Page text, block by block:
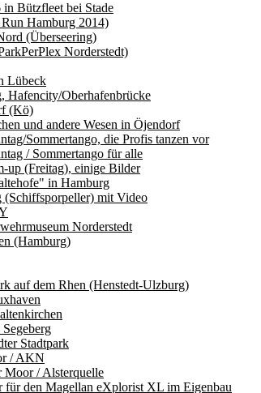
Bützfleet bei Stade
Hamburg 2014)
(Überseering)
Norderstedt)
Lübeck
Hafencity/Oberhafenbrücke
(Kö)
und andere Wesen in Öjendorf
Sommertango, die Profis tanzen vor
/ Sommertango für alle
up (Freitag), einige Bilder
in Hamburg
(Schiffsporpeller) mit Video
Norderstedt
(Hamburg)
auf dem Rhen (Henstedt-Ulzburg)
Stadtpark
/ AKN
Moor / Alsterquelle
für den Magellan eXplorist XL im Eigenbau